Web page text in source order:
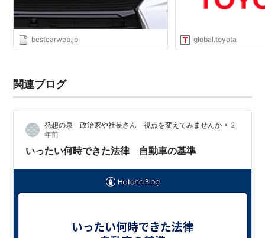
bestcarweb.jp global.toyota
関連ブログ
発想の泉 政治家や社長さん 視点を変えてみませんか • 2
年前
いったい何時できた法律 自動車の基準